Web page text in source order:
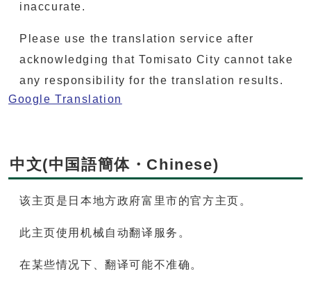
inaccurate.
Please use the translation service after
acknowledging that Tomisato City cannot take
any responsibility for the translation results.
Google Translation
中文(中国語簡体・Chinese)
该主页是日本地方政府富里市的官方主页。
此主页使用机械自动翻译服务。
在某些情况下、翻译可能不准确。